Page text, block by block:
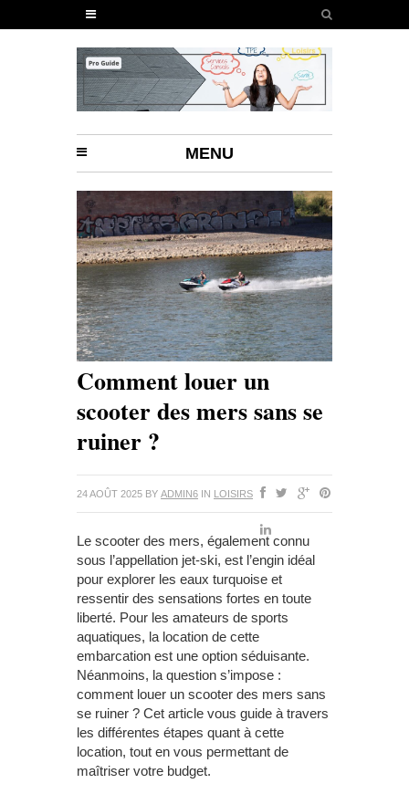
MENU
Comment louer un
scooter des mers sans se
ruiner ?
24 AOÛT 2025 BY ADMIN6 IN LOISIRS
Le scooter des mers, également connu
sous l’appellation jet-ski, est l’engin idéal
pour explorer les eaux turquoise et
ressentir des sensations fortes en toute
liberté. Pour les amateurs de sports
aquatiques, la location de cette
embarcation est une option séduisante.
Néanmoins, la question s’impose :
comment louer un scooter des mers sans
se ruiner ? Cet article vous guide à travers
les différentes étapes quant à cette
location, tout en vous permettant de
maîtriser votre budget.